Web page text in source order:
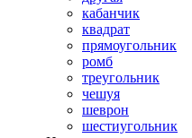
кабанчик
квадрат
прямоугольник
ромб
треугольник
чешуя
шеврон
шестиугольник